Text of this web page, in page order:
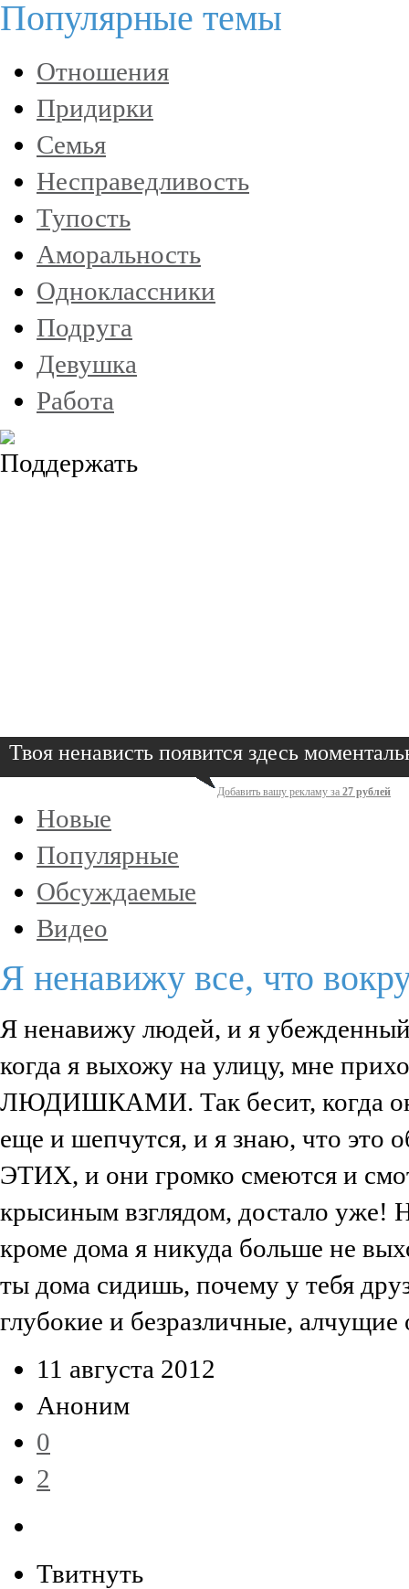
Популярные темы
Отношения
Придирки
Семья
Несправедливость
Тупость
Аморальность
Одноклассники
Подруга
Девушка
Работа
Твоя ненависть появится здесь
Добавить вашу рекламу за 27 рублей
Новые
Популярные
Обсуждаемые
Видео
Я ненавижу все, что
Я ненавижу людей, и я
когда я выхожу на улицу, мне
ЛЮДИШКАМИ. Так бесит, когда
еще и шепчутся, и я знаю, что
ЭТИХ, и они громко смеются и
крысиным взглядом, достало уже!
кроме дома я никуда больше не
ты дома сидишь, почему у тебя
глубокие и безразличные, алчущие
11 августа 2012
Аноним
0
2
Твитнуть